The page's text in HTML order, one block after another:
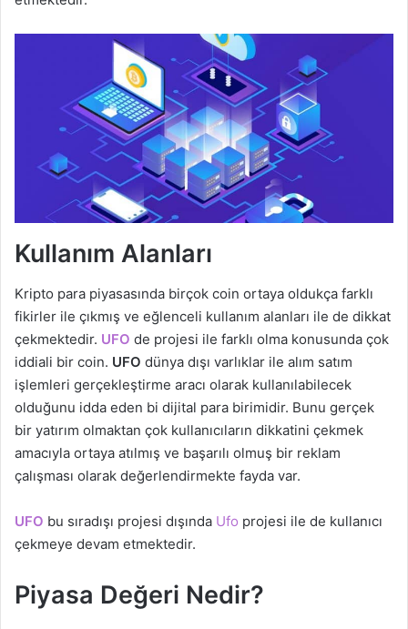
Kullanım Alanları
Kripto para piyasasında birçok coin ortaya oldukça farklı
fikirler ile çıkmış ve eğlenceli kullanım alanları ile de dikkat
çekmektedir. UFO de projesi ile farklı olma konusunda çok
iddiali bir coin. UFO dünya dışı varlıklar ile alım satım
işlemleri gerçekleştirme aracı olarak kullanılabilecek
olduğunu idda eden bi dijital para birimidir. Bunu gerçek
bir yatırım olmaktan çok kullanıcıların dikkatini çekmek
amacıyla ortaya atılmış ve başarılı olmuş bir reklam
çalışması olarak değerlendirmekte fayda var.
UFO bu sıradışı projesi dışında Ufo projesi ile de kullanıcı
çekmeye devam etmektedir.
Piyasa Değeri Nedir?